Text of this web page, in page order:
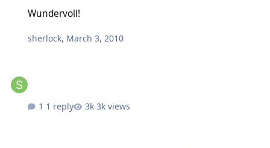
Wundervoll!
sherlock, March 3, 2010
1 reply 3k views